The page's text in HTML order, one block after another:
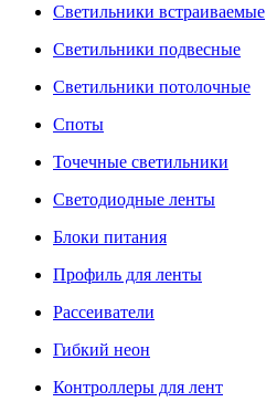
Светильники встраиваемые
Светильники подвесные
Светильники потолочные
Споты
Точечные светильники
Светодиодные ленты
Блоки питания
Профиль для ленты
Рассеиватели
Гибкий неон
Контроллеры для лент